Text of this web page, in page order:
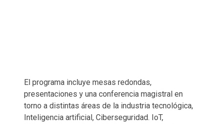
El programa incluye mesas redondas,
presentaciones y una conferencia magistral en
torno a distintas áreas de la industria tecnológica,
Inteligencia artificial, Ciberseguridad. IoT,